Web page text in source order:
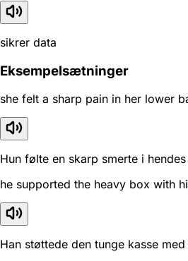
sikrer data
Eksempelsætninger
she felt a sharp pain in her lower
Hun følte en skarp smerte i
he supported the heavy box with
Han støttede den tunge kasse